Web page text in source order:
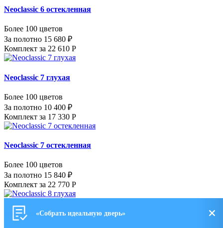
Neoclassic 6 остекленная
Более 100 цветов
За полотно 15 680 ₽
Комплект за 22 610 Р
Neoclassic 7 глухая
Более 100 цветов
За полотно 10 400 ₽
Комплект за 17 330 Р
Neoclassic 7 остекленная
Более 100 цветов
За полотно 15 840 ₽
Комплект за 22 770 Р
Neoclassic 8 глухая
«Собрать идеальную дверь»